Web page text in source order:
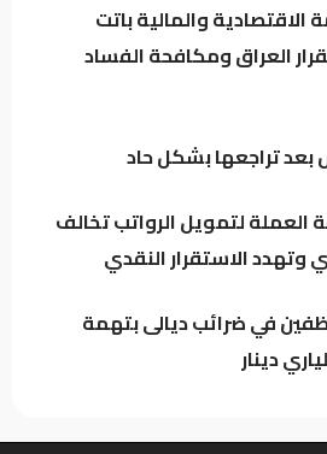
لتنظيم أرباح مؤثري “تيك توك”
الرقمية العالمية
والدوائر العدلية
والمالية باتت
العراق ومكافحة الفساد
تراجعها بشكل حاد
العملة لتمويل الرواتب تخالف
وتهدد الاستقرار النقدي
تضبط 5 موظفين في ضرائب ديالى بتهمة
دينار